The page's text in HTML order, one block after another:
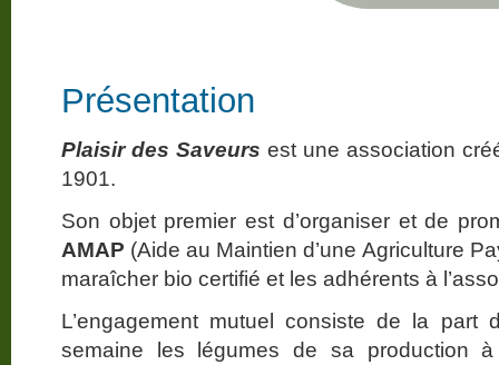
Présentation
Plaisir des Saveursest une association
1901.
Son objet premier est d’organiser et de
AMAP (Aide au Maintien d’une Agriculture
maraîcher bio certifié et les adhérents à
L’engagement mutuel consiste de la part
semaine les légumes de sa production